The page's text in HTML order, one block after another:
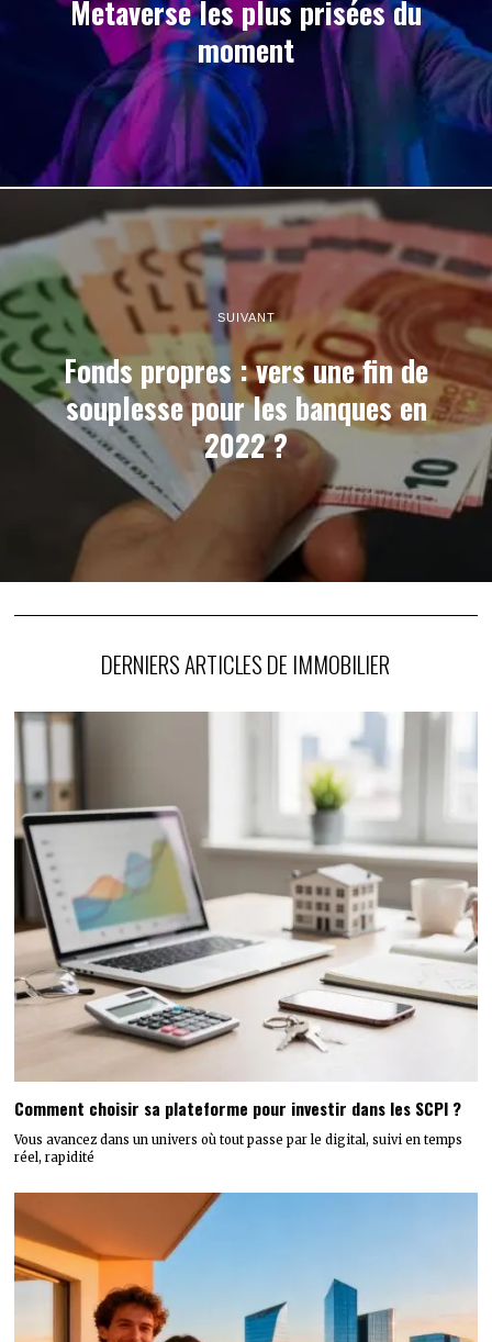
Metaverse les plus prisées du
moment
SUIVANT
Fonds propres : vers une fin de
souplesse pour les banques en
2022 ?
DERNIERS ARTICLES DE IMMOBILIER
Comment choisir sa plateforme pour investir dans les SCPI ?
Vous avancez dans un univers où tout passe par le digital, suivi en temps
réel, rapidité